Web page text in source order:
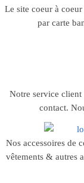
Le site coeur à
par carte
Notre service
contact.
Nos accessoires de
vêtements & autres